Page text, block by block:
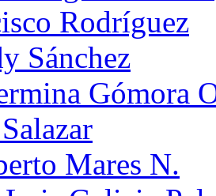
Rodríguez
Sánchez
Gómora
Mares N.